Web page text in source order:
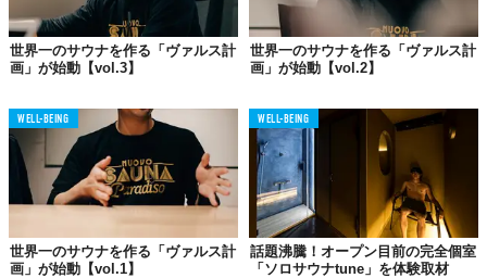
【東海】
天空スパヒルズ竜泉寺の湯名古屋守山本店：
https://youtu.be/B1OhdnX724Y
沼津・湯河原温泉　万葉の湯：
https://youtu.be/YIvV63PxuTQ
健康ゆ空間　磐田ななつぼし：
https://youtu.be/zMxufy0XiGY
世界一のサウナを作る「ヴァルス計
画」が始動【vol.3】
世界一のサウナを作る「ヴァルス計
画」が始動【vol.2】
WELL-BEING
世界一のサウナを作る「ヴァルス計
画」が始動【vol.1】
WELL-BEING
話題沸騰！オープン目前の完全個室
「ソロサウナtune」を体験取材